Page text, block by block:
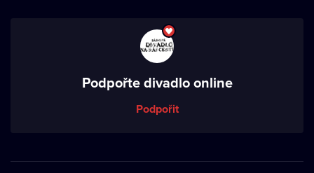
Podpořte divadlo online
Podpořit